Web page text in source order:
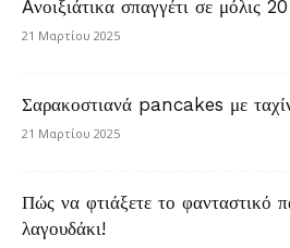
Aνοιξιάτικα σπαγγέτι σε μόλις
21 Μαρτίου 2025
Σαρακοστιανά pancakes με
21 Μαρτίου 2025
Πώς να φτιάξετε το φανταστικό
λαγουδάκι!